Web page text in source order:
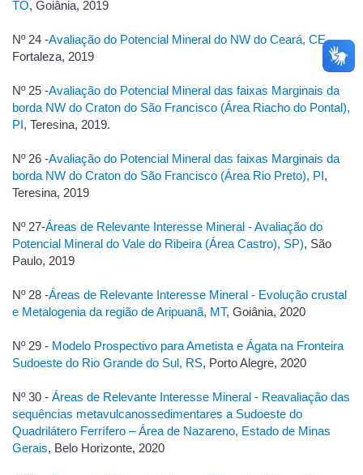
TO, Goiânia, 2019
Nº 24 -Avaliação do Potencial Mineral do NW do Ceará, CE,
Fortaleza, 2019
Nº 25 -Avaliação do Potencial Mineral das faixas Marginais da
borda NW do Craton do São Francisco (Área Riacho do Pontal),
PI , Teresina, 2019.
Nº 26 -Avaliação do Potencial Mineral das faixas Marginais da
borda NW do Craton do São Francisco (Área Rio Preto), PI ,
Teresina, 2019
Nº 27-Áreas de Relevante Interesse Mineral - Avaliação do
Potencial Mineral do Vale do Ribeira (Área Castro), SP), São
Paulo, 2019
Nº 28 -Áreas de Relevante Interesse Mineral - Evolução crustal
e Metalogenia da região de Aripuanã, MT, Goiânia, 2020
Nº 29 - Modelo Prospectivo para Ametista e Ágata na Fronteira
Sudoeste do Rio Grande do Sul, RS, Porto Alegre, 2020
Nº 30 - Áreas de Relevante Interesse Mineral - Reavaliação das
sequências metavulcanossedimentares a Sudoeste do
Quadrilátero Ferrífero – Área de Nazareno, Estado de Minas
Gerais, Belo Horizonte, 2020